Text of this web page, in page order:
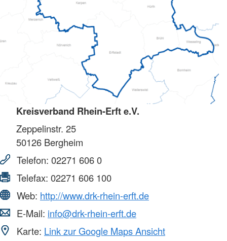
Kreisverband Rhein-Erft e.V.
Zeppelinstr. 25
50126 Bergheim
Telefon: 02271 606 0
Telefax: 02271 606 100
Web: http://www.drk-rhein-erft.de
E-Mail: info@drk-rhein-erft.de
Karte: Link zur Google Maps Ansicht